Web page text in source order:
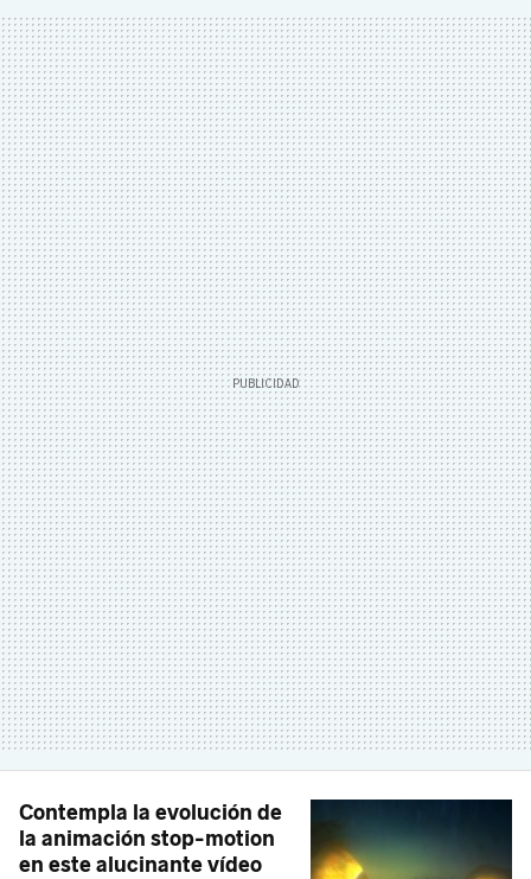
Contempla la evolución de
la animación stop-motion
en este alucinante vídeo